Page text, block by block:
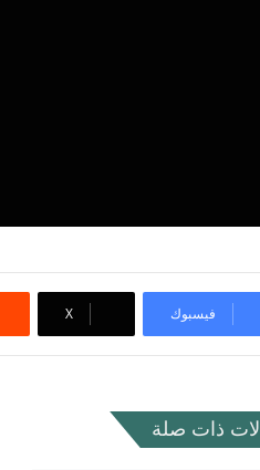
فيسبوك ‫X
ذات صلة